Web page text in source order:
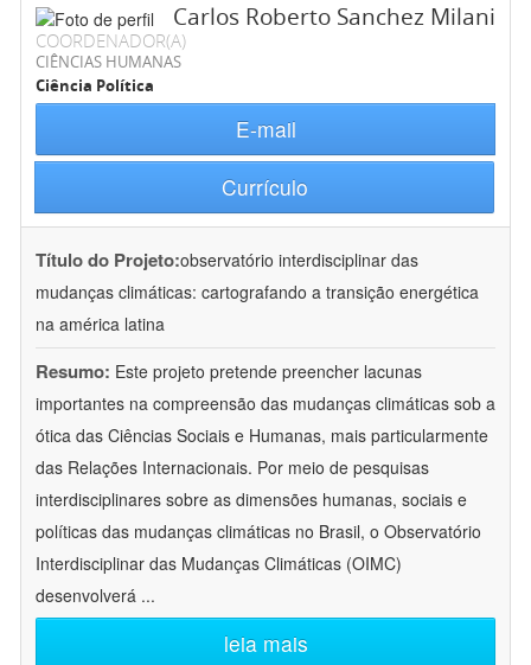
Carlos Roberto Sanchez Milani
COORDENADOR(A)
CIÊNCIAS HUMANAS
Ciência Política
E-mail
Currículo
Título do Projeto:observatório interdisciplinar das
mudanças climáticas: cartografando a transição energética
na américa latina
Resumo: Este projeto pretende preencher lacunas
importantes na compreensão das mudanças climáticas sob a
ótica das Ciências Sociais e Humanas, mais particularmente
das Relações Internacionais. Por meio de pesquisas
interdisciplinares sobre as dimensões humanas, sociais e
políticas das mudanças climáticas no Brasil, o Observatório
Interdisciplinar das Mudanças Climáticas (OIMC)
desenvolverá ...
leia mais